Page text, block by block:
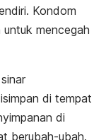
Kondom
mencegah
di tempat
di
berubah-ubah.